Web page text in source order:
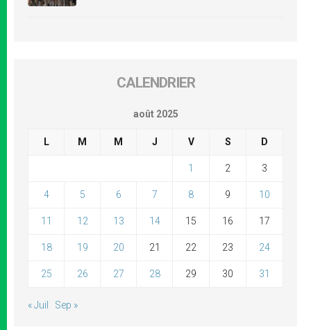
CALENDRIER
août 2025
L M M J V S D
1 2 3
4 5 6 7 8 9 10
11 12 13 14 15 16 17
18 19 20 21 22 23 24
25 26 27 28 29 30 31
« Juil Sep »